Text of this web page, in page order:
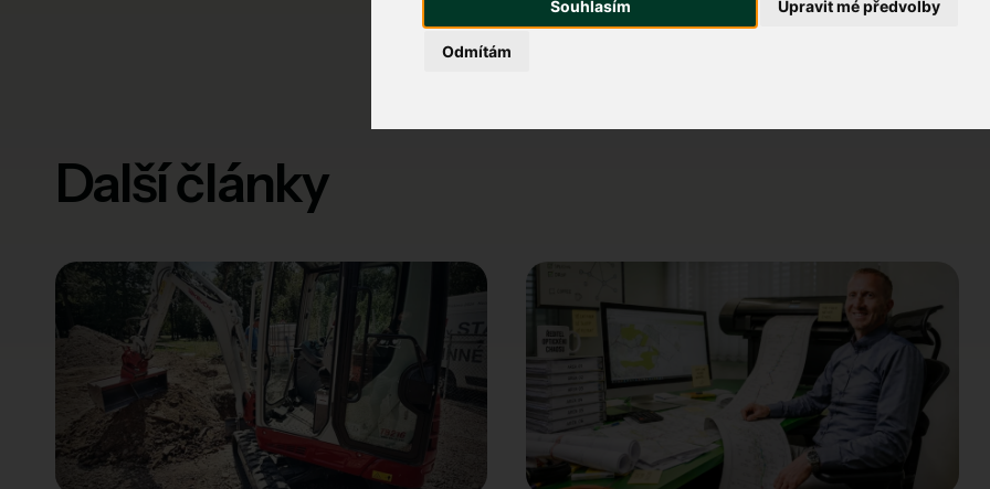
Souhlasím
Odmítám
Upravit mé předvolby
Další články